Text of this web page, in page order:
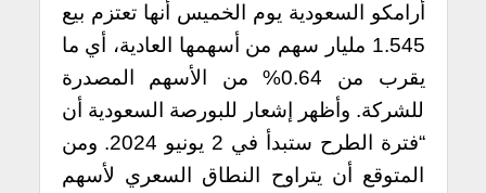
أرامكو السعودية يوم الخميس أنها تعتزم بيع
1.545 مليار سهم من أسهمها العادية، أي ما
يقرب من 0.64% من الأسهم المصدرة
للشركة. وأظهر إشعار للبورصة السعودية أن
“فترة الطرح ستبدأ في 2 يونيو 2024. ومن
المتوقع أن يتراوح النطاق السعري لأسهم